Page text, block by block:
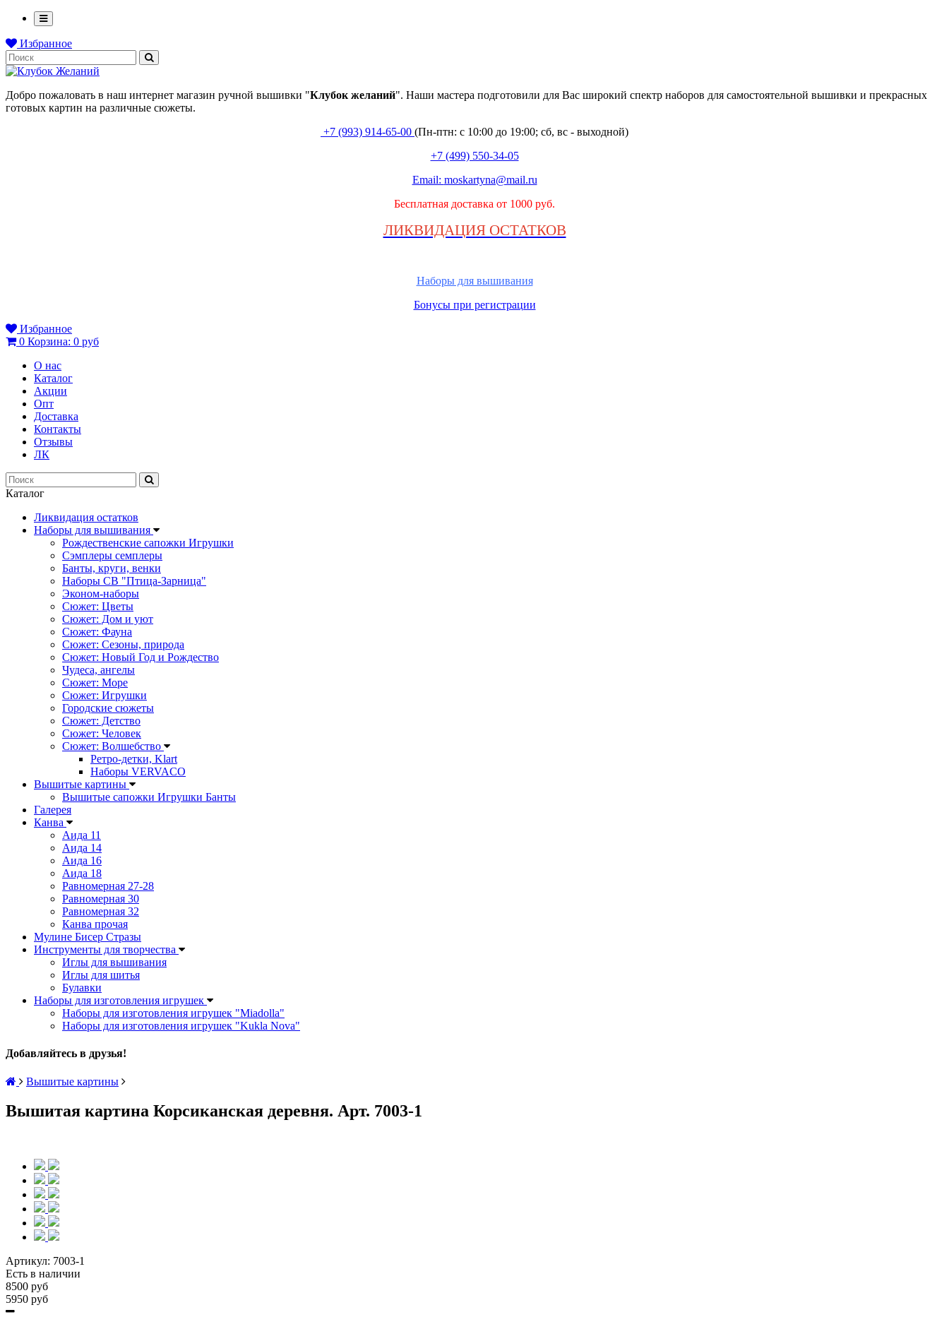
Избранное
Добро пожаловать в наш интернет магазин ручной вышивки "Клубок желаний". Наши мастера подготовили для Вас широкий спектр наборов для самостоятельной вышивки и прекрасных
готовых картин на различные сюжеты.
+7 (993) 914-65-00 (Пн-птн: с 10:00 до 19:00; сб, вс - выходной)
+7 (499) 550-34-05
Email: moskartyna@mail.ru
Бесплатная доставка от 1000 руб.
ЛИКВИДАЦИЯ ОСТАТКОВ
Наборы для вышивания
Бонусы при регистрации
Избранное
0 Корзина: 0 руб
О нас
Каталог
Акции
Опт
Доставка
Контакты
Отзывы
ЛК
Каталог
Ликвидация остатков
Наборы для вышивания
Рождественские сапожки Игрушки
Сэмплеры семплеры
Банты, круги, венки
Наборы СВ "Птица-Зарница"
Эконом-наборы
Сюжет: Цветы
Сюжет: Дом и уют
Сюжет: Фауна
Сюжет: Сезоны, природа
Сюжет: Новый Год и Рождество
Чудеса, ангелы
Сюжет: Море
Сюжет: Игрушки
Городские сюжеты
Сюжет: Детство
Сюжет: Человек
Сюжет: Волшебство
Ретро-детки, Klart
Наборы VERVACO
Вышитые картины
Вышитые сапожки Игрушки Банты
Галерея
Канва
Аида 11
Аида 14
Аида 16
Аида 18
Равномерная 27-28
Равномерная 30
Равномерная 32
Канва прочая
Мулине Бисер Стразы
Инструменты для творчества
Иглы для вышивания
Иглы для шитья
Булавки
Наборы для изготовления игрушек
Наборы для изготовления игрушек "Miadolla"
Наборы для изготовления игрушек "Kukla Nova"
Добавляйтесь в друзья!
Вышитые картины
Вышитая картина Корсиканская деревня. Арт. 7003-1
Артикул: 7003-1
Есть в наличии
8500 руб
5950 руб